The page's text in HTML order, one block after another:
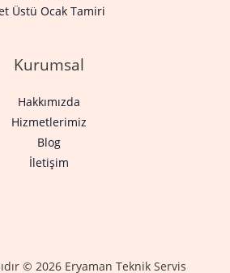
Üstü Ocak Tamiri
Kurumsal
Hakkımızda
Hizmetlerimiz
Blog
İletişim
© 2026 Eryaman Teknik Servis